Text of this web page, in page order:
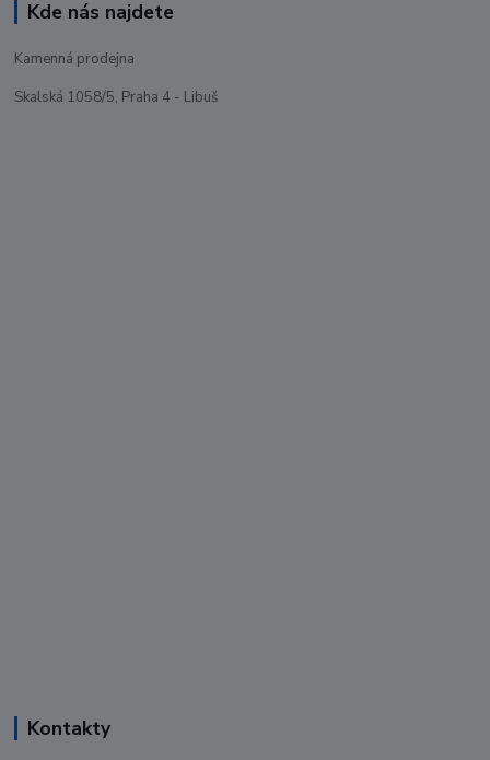
Kde nás najdete
Kamenná prodejna
Skalská 1058/5, Praha 4 - Libuš
Kontakty